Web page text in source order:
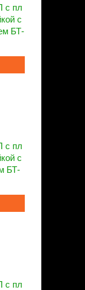
с пл
с
БТ-
с пл
с
БТ-
с пл